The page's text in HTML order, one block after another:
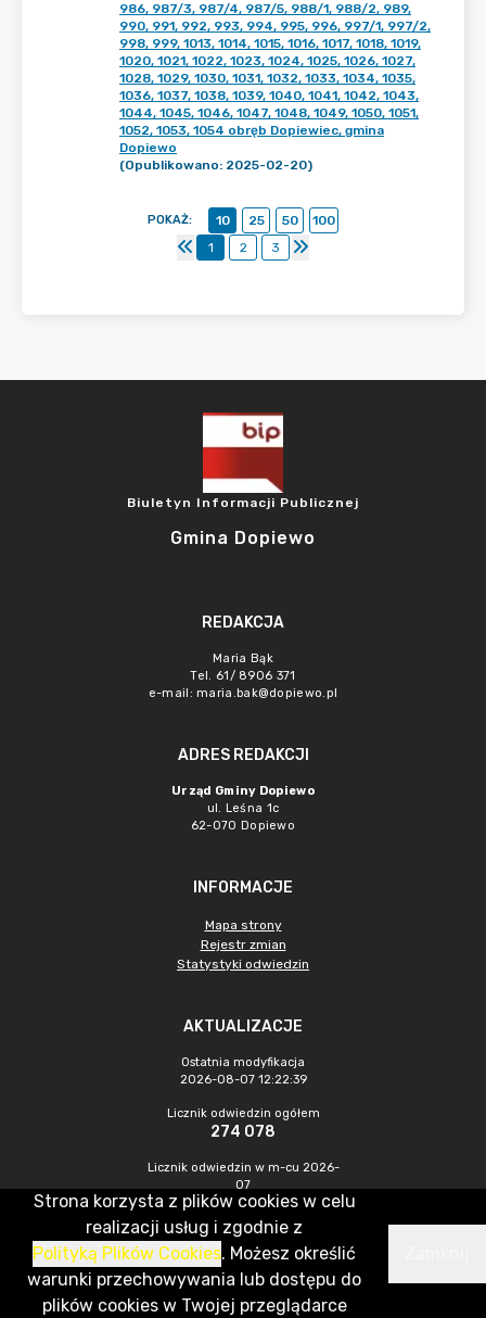
986, 987/3, 987/4, 987/5, 988/1, 988/2, 989,
990, 991, 992, 993, 994, 995, 996, 997/1, 997/2,
998, 999, 1013, 1014, 1015, 1016, 1017, 1018, 1019,
1020, 1021, 1022, 1023, 1024, 1025, 1026, 1027,
1028, 1029, 1030, 1031, 1032, 1033, 1034, 1035,
1036, 1037, 1038, 1039, 1040, 1041, 1042, 1043,
1044, 1045, 1046, 1047, 1048, 1049, 1050, 1051,
1052, 1053, 1054 obręb Dopiewiec, gmina
Dopiewo
(Opublikowano: 2025-02-20)
POKAŻ: 10 25 50
100
1
2 3
Biuletyn Informacji Publicznej
Gmina Dopiewo
REDAKCJA
Maria Bąk
Tel. 61/ 8906 371
e-mail: maria.bak@dopiewo.pl
ADRES REDAKCJI
Urząd Gminy Dopiewo
ul. Leśna 1c
62-070 Dopiewo
INFORMACJE
Mapa strony
Rejestr zmian
Statystyki odwiedzin
AKTUALIZACJE
Ostatnia modyfikacja
2026-08-07 12:22:39
Licznik odwiedzin ogółem
274 078
Licznik odwiedzin w m-cu 2026-
07
867
CMS & Hosting: Nefeni Sp. z o.o.
Strona korzysta z plików cookies w celu
realizacji usług i zgodnie z
Polityką Plików Cookies. Możesz określić
warunki przechowywania lub dostępu do
plików cookies w Twojej przeglądarce